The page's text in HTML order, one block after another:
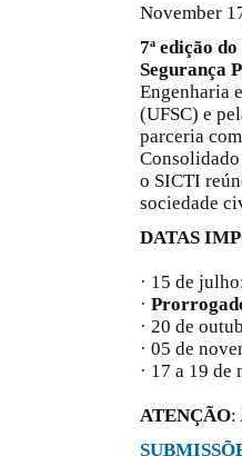
November
7ª edição
Segurança
Engenharia
(UFSC) e
parceria
o SICTI
sociedade
DATAS
· 15 de
·
· 20 de
· 05 de
· 17 a 19
ATENÇÃO: